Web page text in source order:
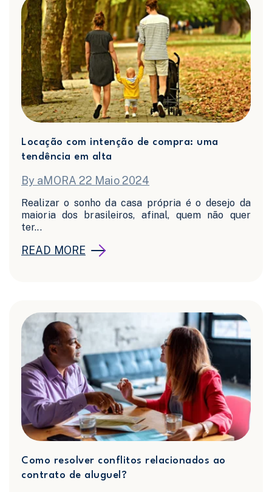
Locação com intenção de compra: uma
tendência em alta
By aMORA 22 Maio 2024
Realizar o sonho da casa própria é o desejo da
maioria dos brasileiros, afinal, quem não quer
ter...
READ MORE
Como resolver conflitos relacionados ao
contrato de aluguel?